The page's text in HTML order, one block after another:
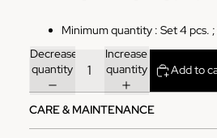
Minimum quantity : Set 4 pcs.
Decrease
quantity
Increase
quantity
Add to
CARE & MAINTENANCE